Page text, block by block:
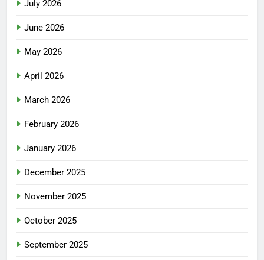
July 2026
June 2026
May 2026
April 2026
March 2026
February 2026
January 2026
December 2025
November 2025
October 2025
September 2025